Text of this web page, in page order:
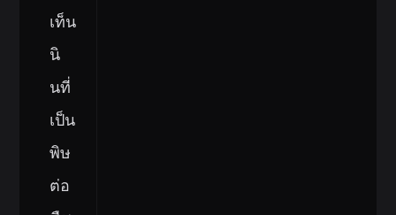
เท็น
นิ
นที่
เป็น
พิษ
ต่อ